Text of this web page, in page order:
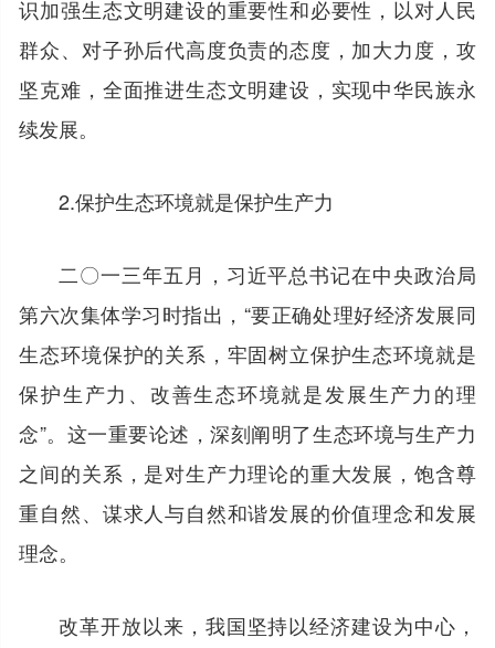
识加强生态文明建设的重要性和必要性，以对人民
群众、对子孙后代高度负责的态度，加大力度，攻
坚克难，全面推进生态文明建设，实现中华民族永
续发展。
2.保护生态环境就是保护生产力
二〇一三年五月，习近平总书记在中央政治局
第六次集体学习时指出，“要正确处理好经济发展同
生态环境保护的关系，牢固树立保护生态环境就是
保护生产力、改善生态环境就是发展生产力的理
念”。这一重要论述，深刻阐明了生态环境与生产力
之间的关系，是对生产力理论的重大发展，饱含尊
重自然、谋求人与自然和谐发展的价值理念和发展
理念。
改革开放以来，我国坚持以经济建设为中心，